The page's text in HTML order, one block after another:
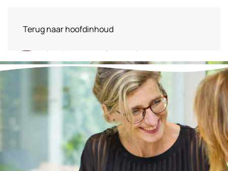
Terug naar hoofdinhoud